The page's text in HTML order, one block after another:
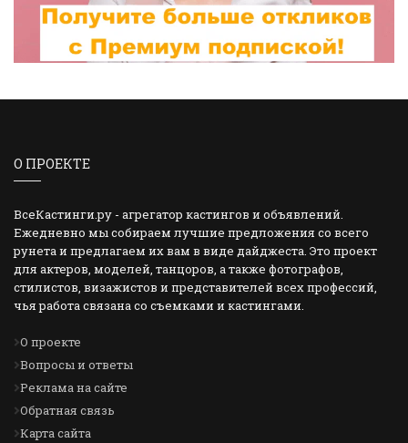
О ПРОЕКТЕ
ВсеКастинги.ру - агрегатор кастингов и объявлений.
Ежедневно мы собираем лучшие предложения со всего
рунета и предлагаем их вам в виде дайджеста. Это проект
для актеров, моделей, танцоров, а также фотографов,
стилистов, визажистов и представителей всех профессий,
чья работа связана со съемками и кастингами.
О проекте
Вопросы и ответы
Реклама на сайте
Обратная связь
Карта сайта